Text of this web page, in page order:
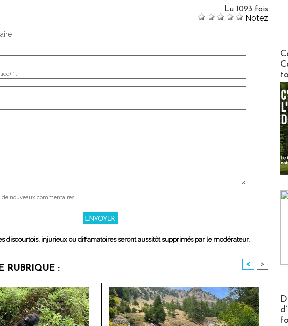
Lu 1093 fois
Notez
:
* :
de nouveaux commentaires
discourtois, injurieux ou diffamatoires seront aussitôt supprimés par le modérateur.
RUBRIQUE : < >